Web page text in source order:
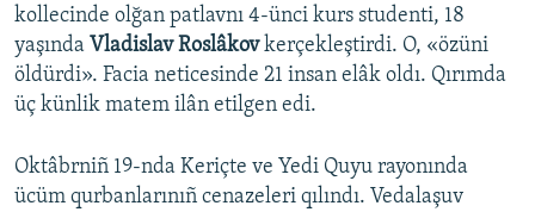
kollecinde olğan patlavnı 4-ünci kurs studenti, 18
yaşında Vladislav Roslâkovkerçekleştirdi. O, «özüni
öldürdi». Facia neticesinde 21 insan elâk oldı. Qırımda
üç künlik matem ilân etilgen edi.
Oktâbrniñ 19-nda Keriçte ve Yedi Quyu rayonında
ücüm qurbanlarınıñ cenazeleri qılındı. Vedalaşuv